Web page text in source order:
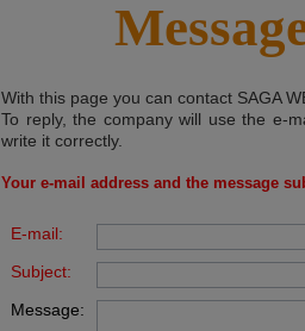
With this page you can contact SAGA
To reply, the company will use the e-
write it correctly.
Your e-mail address and the message
E-mail:
Subject:
Message: